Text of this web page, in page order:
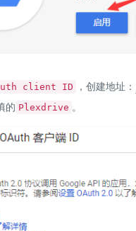
client ID ，创建地址：
的 Plexdrive 。